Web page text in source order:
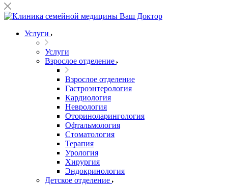
Услуги
Услуги
Взрослое отделение
Взрослое отделение
Гастроэнтерология
Кардиология
Неврология
Оториноларингология
Офтальмология
Стоматология
Терапия
Урология
Хирургия
Эндокринология
Детское отделение